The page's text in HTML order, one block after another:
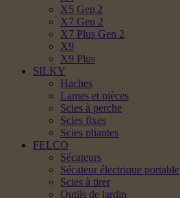
X5 Gen 2
X7 Gen 2
X7 Plus Gen 2
X9
X9 Plus
SILKY
Haches
Lames et pièces
Scies à perche
Scies fixes
Scies pliantes
FELCO
Sécateurs
Sécateur électrique portable
Scies à tirer
Outils de jardin